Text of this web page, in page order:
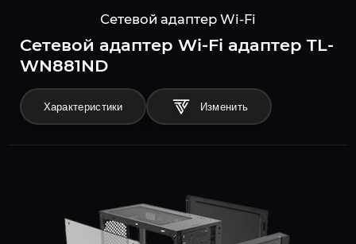
Сетевой адаптер Wi-Fi
Сетевой адаптер Wi-Fi адаптер TL-
WN881ND
Характеристики